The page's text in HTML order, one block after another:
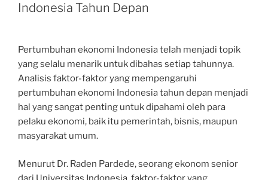
Indonesia Tahun Depan
Pertumbuhan ekonomi Indonesia telah menjadi topik
yang selalu menarik untuk dibahas setiap tahunnya.
Analisis faktor-faktor yang mempengaruhi
pertumbuhan ekonomi Indonesia tahun depan menjadi
hal yang sangat penting untuk dipahami oleh para
pelaku ekonomi, baik itu pemerintah, bisnis, maupun
masyarakat umum.
Menurut Dr. Raden Pardede, seorang ekonom senior